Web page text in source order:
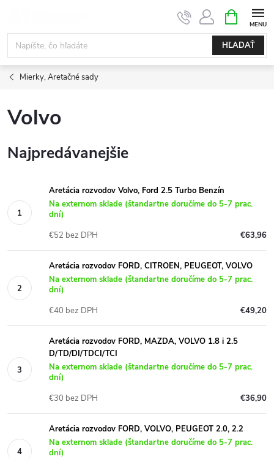
obsah
HĽADAŤ
KOŠÍK
Mierky, Aretačné sady
Volvo
Najpredávanejšie
Aretácia rozvodov Volvo, Ford 2.5 Turbo Benzín
Na externom sklade (štandartne doručíme do 5-7 prac.
dní)
€63,96
€52 bez DPH
Aretácia rozvodov FORD, CITROEN, PEUGEOT, VOLVO
Na externom sklade (štandartne doručíme do 5-7 prac.
dní)
€49,20
€40 bez DPH
Aretácia rozvodov FORD, MAZDA, VOLVO 1.8 i 2.5
D/TD/DI/TDCI/TCI
Na externom sklade (štandartne doručíme do 5-7 prac.
dní)
€36,90
€30 bez DPH
Aretácia rozvodov FORD, VOLVO, PEUGEOT 2.0, 2.2
Na externom sklade (štandartne doručíme do 5-7 prac.
dní)